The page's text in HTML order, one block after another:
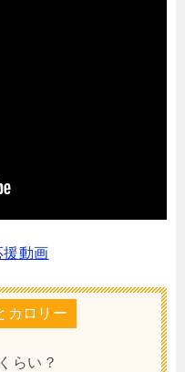
援動画
カロリー
くらい？